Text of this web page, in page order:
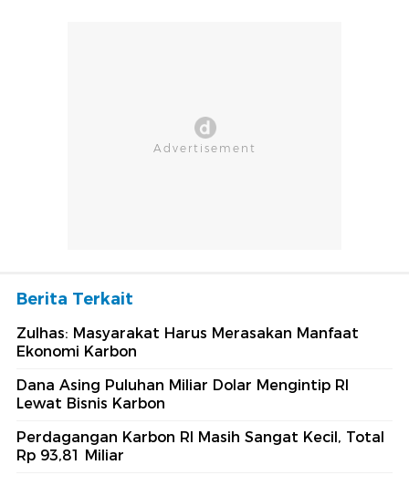
Berita Terkait
Zulhas: Masyarakat Harus Merasakan Manfaat
Ekonomi Karbon
Dana Asing Puluhan Miliar Dolar Mengintip RI
Lewat Bisnis Karbon
Perdagangan Karbon RI Masih Sangat Kecil, Total
Rp 93,81 Miliar